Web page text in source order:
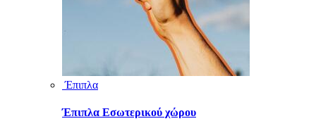
Έπιπλα
Έπιπλα Εσωτερικού χώρου